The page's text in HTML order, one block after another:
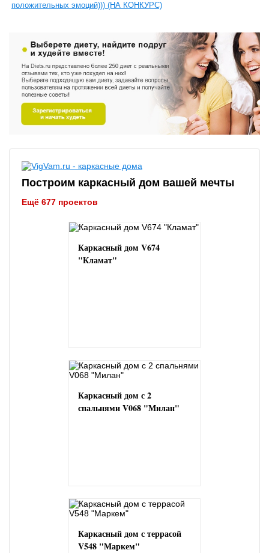
положительных эмоций))) (НА КОНКУРС)
Построим каркасный дом вашей мечты
Ещё 677 проектов
Каркасный дом V674
"Кламат"
Каркасный дом с 2
спальнями V068 "Милан"
Каркасный дом с террасой
V548 "Маркем"